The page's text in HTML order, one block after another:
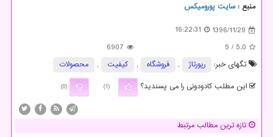
منبع :سایت پورومیکس
1396/11/29
16:22:31
5.0
/ 5
6907
تگهای خبر:
رپورتاژ , فروشگاه , كیفیت ,
محصولات
این مطلب کادودونی را می پسندید؟
(1)
(0)
تازه ترین مطالب مرتبط